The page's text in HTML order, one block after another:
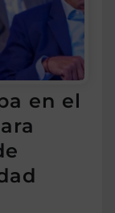
en el